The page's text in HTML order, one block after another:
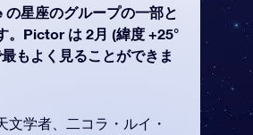
星座のグループの一部と
。Pictor は 2月 (緯度 +25°
もよく見ることができま
文学者、二コラ・ルイ・